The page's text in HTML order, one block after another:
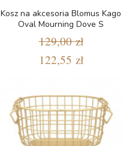
Kosz na akcesoria Blomus Kago
Oval Mourning Dove S
129,00 zł
122,55 zł